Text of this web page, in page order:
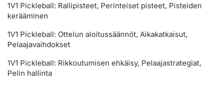
1V1 Pickleball: Rallipisteet, Perinteiset pisteet, Pisteiden
kerääminen
1V1 Pickleball: Ottelun aloitussäännöt, Aikakatkaisut,
Pelaajavaihdokset
1V1 Pickleball: Rikkoutumisen ehkäisy, Pelaajastrategiat,
Pelin hallinta